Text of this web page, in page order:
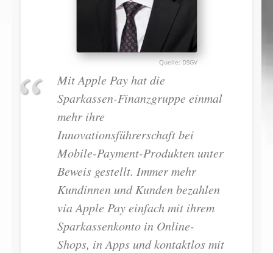
DSGV
Mit Apple Pay hat die
Sparkassen-Finanzgruppe einmal
mehr ihre
Innovationsführerschaft bei
Mobile-Payment-Produkten unter
Beweis gestellt. Immer mehr
Kundinnen und Kunden bezahlen
via Apple Pay einfach mit ihrem
Sparkassenkonto in Online-
Shops, in Apps und kontaktlos mit